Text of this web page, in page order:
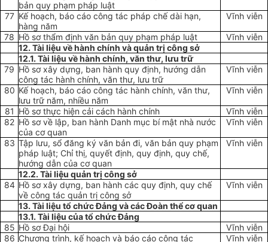
bản quy phạm pháp luật
77 Kế hoạch, báo cáo công tác pháp chế dài hạn,
hàng năm
Vĩnh viễn
78 Hồ sơ thẩm định văn bản quy phạm pháp luật
Vĩnh viễn
12. Tài liệu về hành chính và quản trị công sở
12.1. Tài liệu về hành chính, văn thư, lưu trữ
79 Hồ sơ xây dựng, ban hành quy định, hướng dẫn
công tác hành chính, văn thư, lưu trữ
Vĩnh viễn
80 Kế hoạch, báo cáo công tác hành chính, văn thư,
lưu trữ năm, nhiều năm
Vĩnh viễn
81 Hồ sơ thực hiện cải cách hành chính
Vĩnh viễn
82 Hồ sơ về lập, ban hành Danh mục bí mật nhà nước
của cơ quan
Vĩnh viễn
83 Tập lưu, sổ đăng ký văn bản đi, văn bản quy phạm
pháp luật; Chỉ thị, quyết định, quy định, quy chế,
hướng dẫn của cơ quan
Vĩnh viễn
12.2. Tài liệu quản trị công sở
84 Hồ sơ xây dựng, ban hành các quy định, quy chế
về công tác quản trị công sở
Vĩnh viễn
13. Tài liệu tổ chức Đảng và các Đoàn thể cơ quan
13.1. Tài liệu của tổ chức Đảng
85 Hồ sơ Đại hội
Vĩnh viễn
86 Chương trình, kế hoạch và báo cáo công tác
Vĩnh viễn